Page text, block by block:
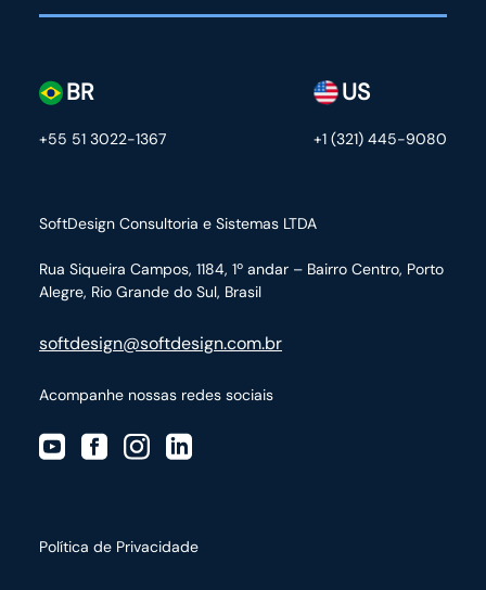
SoftDesign Consultoria e Sistemas LTDA
Rua Siqueira Campos, 1184, 1º andar – Bairro Centro, Porto
Alegre, Rio Grande do Sul, Brasil
softdesign@softdesign.com.br
BR
+55 51 3022-1367
US
+1 (321) 445-9080
Acompanhe nossas redes sociais
Política de Privacidade